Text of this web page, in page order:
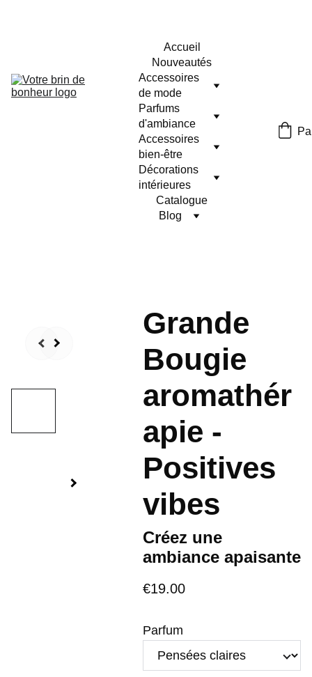
Accueil
Nouveautés
Accessoires
de mode
Parfums
d'ambiance
Accessoires
bien-être
Décorations
intérieures
Catalogue
Blog
Grande
Bougie
aromathér
apie -
Positives
vibes
Créez une
ambiance apaisante
€19.00
Parfum